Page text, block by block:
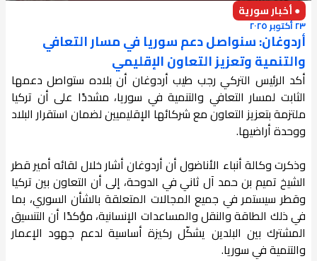
● أخبار سورية
٢٣ أكتوبر ٢٠٢٥
أردوغان: سنواصل دعم سوريا في مسار التعافي
والتنمية وتعزيز التعاون الإقليمي
أكد الرئيس التركي رجب طيب أردوغان أن بلاده ستواصل دعمها
الثابت لمسار التعافي والتنمية في سوريا، مشددًا على أن تركيا
ملتزمة بتعزيز التعاون مع شركائها الإقليميين لضمان استقرار البلاد
ووحدة أراضيها.
وذكرت وكالة أنباء الأناضول أن أردوغان أشار خلال لقائه أمير قطر
الشيخ تميم بن حمد آل ثاني في الدوحة، إلى أن التعاون بين تركيا
وقطر سيستمر في جميع المجالات المتعلقة بالشأن السوري، بما
في ذلك الطاقة والنقل والمساعدات الإنسانية، مؤكدًا أن التنسيق
المشترك بين البلدين يشكّل ركيزة أساسية لدعم جهود الإعمار
والتنمية في سوريا.